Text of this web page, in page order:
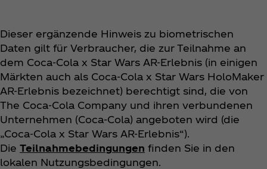
Dieser ergänzende Hinweis zu biometrischen
Daten gilt für Verbraucher, die zur Teilnahme an
dem Coca‑Cola x Star Wars AR-Erlebnis (in einigen
Märkten auch als Coca‑Cola x Star Wars HoloMaker
AR-Erlebnis bezeichnet) berechtigt sind, die von
The Coca‑Cola Company und ihren verbundenen
Unternehmen (Coca‑Cola) angeboten wird (die
„Coca‑Cola x Star Wars AR-Erlebnis“).
Die Teilnahmebedingungen finden Sie in den
lokalen Nutzungsbedingungen.